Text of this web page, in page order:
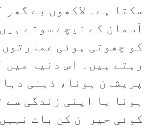
سکتا ہے۔ لاکھوں بے
آسمان کے نیچے سوتے
کو چھوتی ہوئی
رہتے ہیں۔ اس دنیا میں
پریشان ہونا، ذہنی
ہونا یا اپنی زندگی سے
کوئی حیران کن بات